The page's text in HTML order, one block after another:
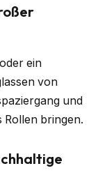
ein
von
und
Rollen bringen.